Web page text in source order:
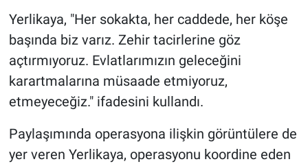
Yerlikaya, "Her sokakta, her caddede, her köşe
başında biz varız. Zehir tacirlerine göz
açtırmıyoruz. Evlatlarımızın geleceğini
karartmalarına müsaade etmiyoruz,
etmeyeceğiz." ifadesini kullandı.
Paylaşımında operasyona ilişkin görüntülere de
yer veren Yerlikaya, operasyonu koordine eden